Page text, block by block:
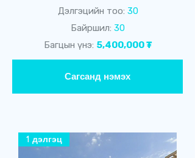
Дэлгэцийн тоо: 30
Байршил: 30
Багцын үнэ: 5,400,000 ₮
Сагсанд нэмэх
1 дэлгэц